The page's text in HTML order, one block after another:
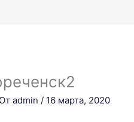
admin / 16 марта, 2020